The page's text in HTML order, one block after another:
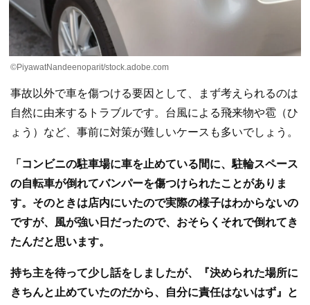
©PiyawatNandeenoparit/stock.adobe.com
事故以外で車を傷つける要因として、まず考えられるのは
自然に由来するトラブルです。台風による飛来物や雹（ひ
ょう）など、事前に対策が難しいケースも多いでしょう。
「コンビニの駐車場に車を止めている間に、駐輪スペース
の自転車が倒れてバンパーを傷つけられたことがありま
す。そのときは店内にいたので実際の様子はわからないの
ですが、風が強い日だったので、おそらくそれで倒れてき
たんだと思います。
持ち主を待って少し話をしましたが、『決められた場所に
きちんと止めていたのだから、自分に責任はないはず』と